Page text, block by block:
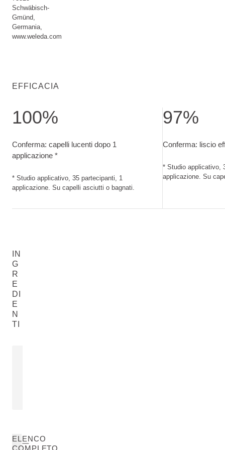
Schwäbisch-
Gmünd,
Germania,
www.weleda.com
EFFICACIA
100%
Conferma: capelli lucenti dopo 1
applicazione *
* Studio applicativo, 35 partecipanti, 1
applicazione. Su capelli asciutti o bagnati.
97%
Conferma: liscio
* Studio applicativo,
applicazione. Su
IN
G
R
E
DI
E
N
TI
ELENCO
COMPLETO